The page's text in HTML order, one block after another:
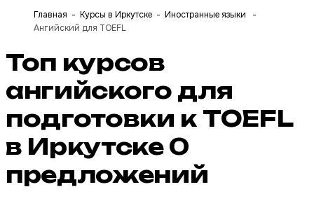
Главная Курсы в Иркутске
Иностранные языки
Ангийский для TOEFL
Топ курсов
ангийского для
подготовки к TOEFL
в Иркутске 0
предложений